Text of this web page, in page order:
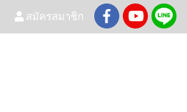
สมัครสมาชิก